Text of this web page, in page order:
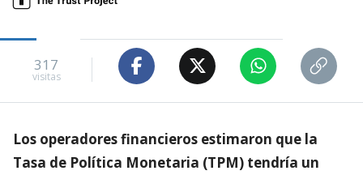
317
visitas
Los operadores financieros estimaron que la
Tasa de Política Monetaria (TPM) tendría un